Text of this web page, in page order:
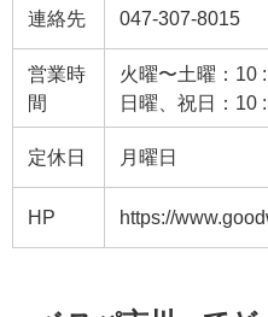
連絡先 047-307-8015
営業時
間
火曜〜土曜： 10
日曜、祝日： 10
定休日 月曜日
HP https://